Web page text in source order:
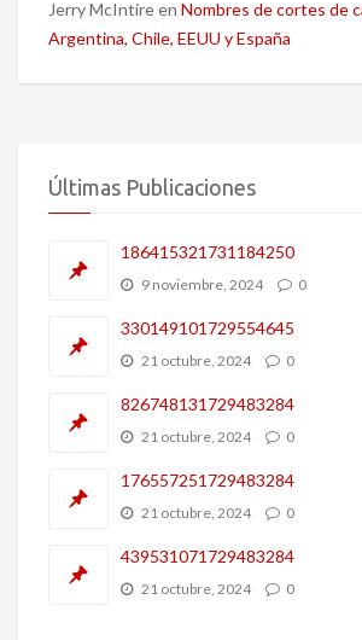
Jerry McIntireen Nombres de cortes de
Argentina, Chile, EEUU y España
Últimas Publicaciones
186415321731184250
9 noviembre, 2024 0
330149101729554645
21 octubre, 2024 0
826748131729483284
21 octubre, 2024 0
176557251729483284
21 octubre, 2024 0
439531071729483284
21 octubre, 2024 0